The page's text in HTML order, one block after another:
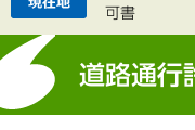
可書
道路通行